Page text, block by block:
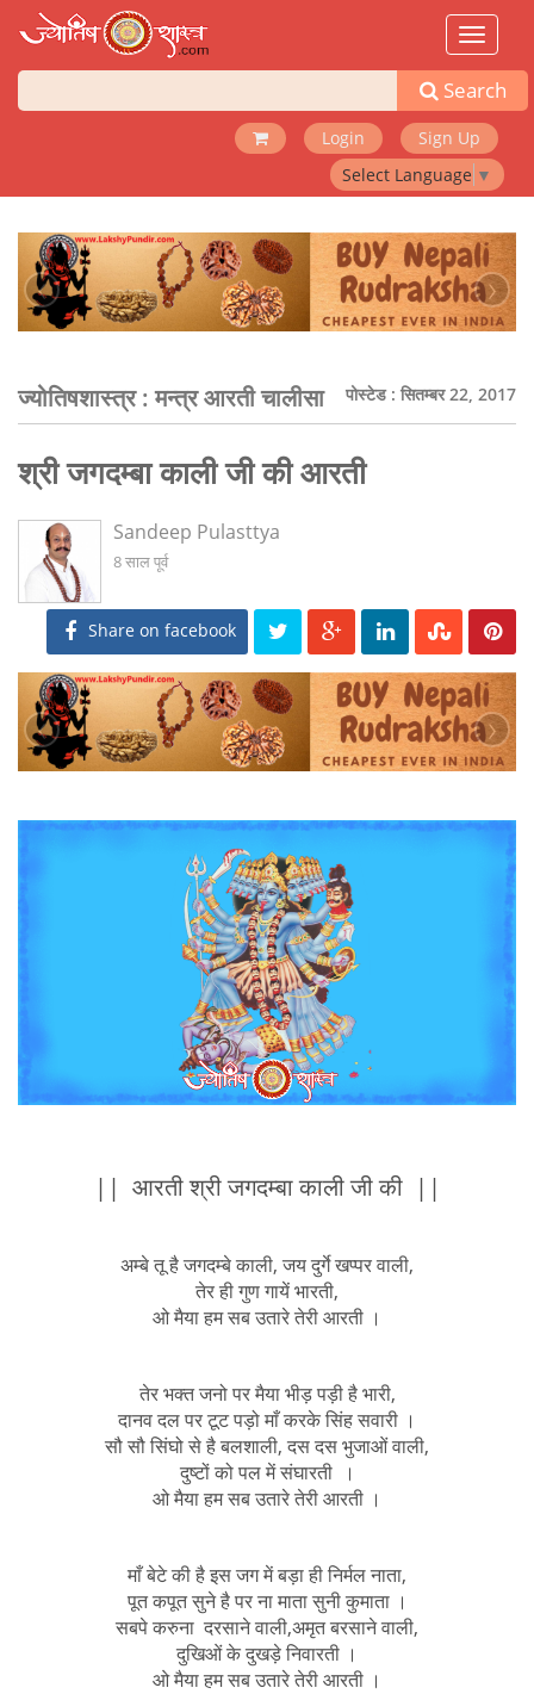
Toggle
Search
Login
Sign Up
Select Language ▼
‹ ›
ज्योतिषशास्त्र :मन्त्र आरती चालीसा पोस्टेड : सितम्बर 22, 2017
श्री जगदम्बा काली जी की आरती
Sandeep Pulasttya
8 साल पूर्व
Share on facebook
‹ ›
|| आरती श्री जगदम्बा काली जी की ||
अम्बे तू है जगदम्बे काली, जय दुर्गे खप्पर वाली,
तेर ही गुण गायें भारती,
ओ मैया हम सब उतारे तेरी आरती ।
तेर भक्त जनो पर मैया भीड़ पड़ी है भारी,
दानव दल पर टूट पड़ो माँ करके सिंह सवारी ।
सौ सौ सिंघो से है बलशाली, दस दस भुजाओं वाली,
दुष्टों को पल में संघारती ।
ओ मैया हम सब उतारे तेरी आरती ।
माँ बेटे की है इस जग में बड़ा ही निर्मल नाता,
पूत कपूत सुने है पर ना माता सुनी कुमाता ।
सबपे करुना दरसाने वाली,अमृत बरसाने वाली,
दुखिओं के दुखड़े निवारती ।
ओ मैया हम सब उतारे तेरी आरती ।